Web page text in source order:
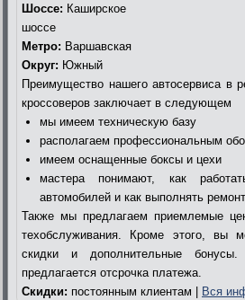
Шоссе: Каширское
шоссе
Метро: Варшавская
Округ: Южный
Преимущество нашего автосервиса в
кроссоверов заключает в следующем
мы имеем техническую базу
располагаем профессиональным
имеем оснащенные боксы и цехи
мастера понимают, как
автомобилей и как выполнять ремонт
Также мы предлагаем приемлемые
техобслуживания. Кроме этого, вы
скидки и дополнительные бонусы.
предлагается отсрочка платежа.
Скидки: постоянным клиентам | Вся